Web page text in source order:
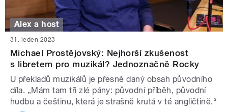
Alex a host
31. leden 2023
Michael Prostějovský: Nejhorší zkušenost
s libretem pro muzikál? Jednoznačně Rocky
U překladů muzikálů je přesně daný obsah původního
díla. „Mám tam tři zlé pány: původní příběh, původní
hudbu a češtinu, která je strašně krutá v té angličtině.“